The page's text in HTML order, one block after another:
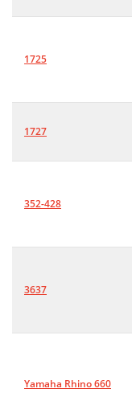
1725
1727
352-428
3637
Yamaha Rhino 660